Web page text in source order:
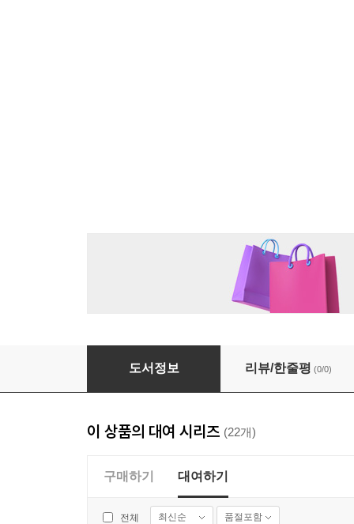
[대여] 당신의 뮤즈가 되어드립니다
도서정보 리뷰/한줄평 (0/0)
이 상품의 대여 시리즈 (22개)
구매하기 대여하기
전체 최신순 품절포함